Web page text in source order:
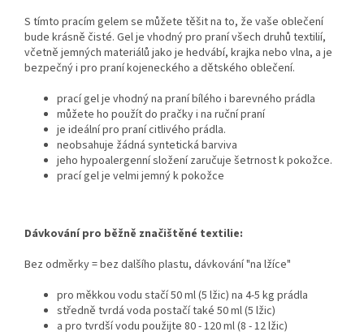
S tímto pracím gelem se můžete těšit na to, že vaše oblečení
bude krásně čisté. Gel je vhodný pro praní všech druhů textilií,
včetně jemných materiálů jako je hedvábí, krajka nebo vlna, a je
bezpečný i pro praní kojeneckého a dětského oblečení.
prací gel je vhodný na praní bílého i barevného prádla
můžete ho použít do pračky i na ruční praní
je ideální pro praní citlivého prádla.
neobsahuje žádná syntetická barviva
jeho hypoalergenní složení zaručuje šetrnost k pokožce.
prací gel je velmi jemný k pokožce
Dávkování pro běžně značištěné textilie:
Bez odměrky = bez dalšího plastu, dávkování "na lžíce"
pro měkkou vodu stačí 50 ml (5 lžic) na 4-5 kg ​​prádla
středně tvrdá voda postačí také 50 ml (5 lžic)
a pro tvrdší vodu použijte 80 - 120 ml (8 - 12 lžic)